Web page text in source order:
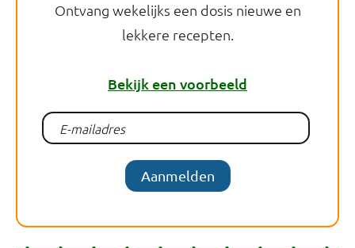
Ontvang wekelijks een dosis nieuwe en
lekkere recepten.
Bekijk een voorbeeld
Aanmelden